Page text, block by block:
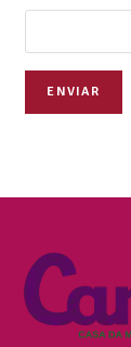
ENVIAR